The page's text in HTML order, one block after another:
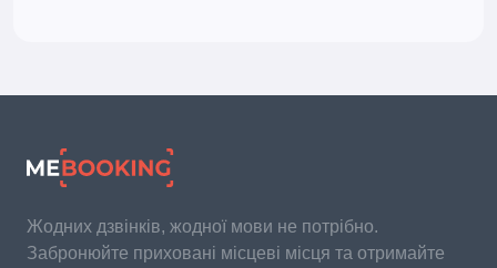
Жодних дзвінків, жодної мови не потрібно.
Забронюйте приховані місцеві місця та отримайте